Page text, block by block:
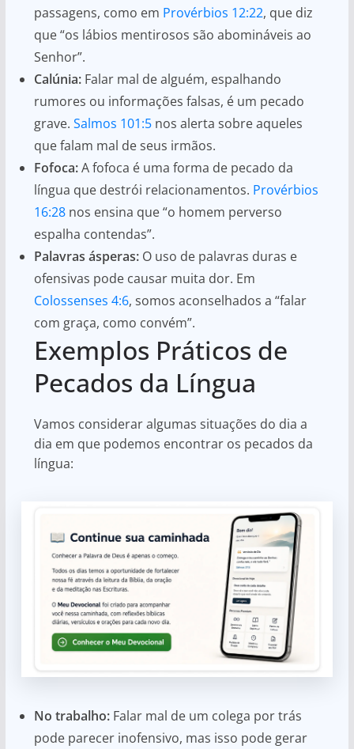
passagens, como em Provérbios 12:22, que diz
que “os lábios mentirosos são abomináveis ao
Senhor”.
Calúnia:Falar mal de alguém, espalhando
rumores ou informações falsas, é um pecado
grave. Salmos 101:5nos alerta sobre aqueles
que falam mal de seus irmãos.
Fofoca:A fofoca é uma forma de pecado da
língua que destrói relacionamentos. Provérbios
16:28nos ensina que “o homem perverso
espalha contendas”.
Palavras ásperas:O uso de palavras duras e
ofensivas pode causar muita dor. Em
Colossenses 4:6, somos aconselhados a “falar
com graça, como convém”.
Exemplos Práticos de
Pecados da Língua
Vamos considerar algumas situações do dia a
dia em que podemos encontrar os pecados da
língua:
No trabalho:Falar mal de um colega por trás
pode parecer inofensivo, mas isso pode gerar